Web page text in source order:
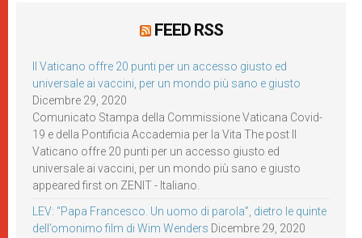
FEED RSS
Il Vaticano offre 20 punti per un accesso giusto ed
universale ai vaccini, per un mondo più sano e giusto
Dicembre 29, 2020
Comunicato Stampa della Commissione Vaticana Covid-
19 e della Pontificia Accademia per la Vita The post Il
Vaticano offre 20 punti per un accesso giusto ed
universale ai vaccini, per un mondo più sano e giusto
appeared first on ZENIT - Italiano.
LEV: “Papa Francesco. Un uomo di parola”, dietro le quinte
dell’omonimo film di Wim Wenders Dicembre 29, 2020